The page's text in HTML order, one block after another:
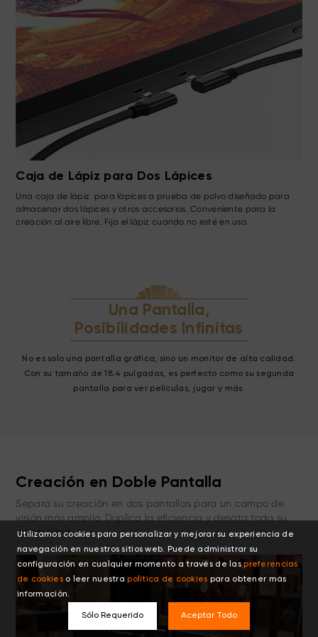
Puerto USB-C Multifuncional
Conecta la pantalla gráfica a la computadora usando un USB-C
multifuncional o un cable HDMI 3 en 1. El puerto USB-C doble admite
conexión a ciegas para ahorrar tiempo y evitar un escritorio
Una Pantalla,
Posibilidades Infinitas
No es solo una pantalla gráfica, sino un monitor de alta calidad.
Con su tamaño de 18.4 pulgadas, es perfecto como su segunda
Separa su creación en dos pantallas para un campo de
visión más amplio. Duplica la eficiencia y desata toda su
creatividad.
Utilizamos cookies para personalizar y mejorar su experiencia de
navegación en nuestros sitios web. Puede administrar su
configuración en cualquier momento a través de laspreferencias
de cookieso leer nuestrapolítica de cookies para obtener más
información.
Sólo Requerido Aceptar Todo